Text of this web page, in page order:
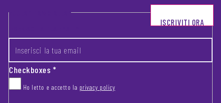
Footer newsletter
Checkboxes*
Ho letto e accetto la privacy policy
ISCRIVITI ORA